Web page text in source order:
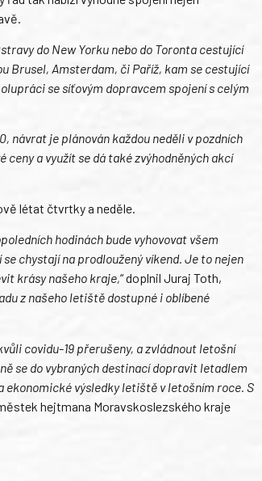
do New Yorku nebo do Toronta cestující
Brusel, Amsterdam, či Paříž, kam se cestující
se síťovým dopravcem spojení s celým
návrat je plánován každou neděli v pozdních
a využít se dá také zvýhodněných akcí
létat čtvrtky a neděle.
hodinách bude vyhovovat všem
chystají na prodloužený víkend. Je to nejen
krásy našeho kraje,“ doplnil Juraj Toth,
z našeho letiště dostupné i oblíbené
covidu-19 přerušeny, a zvládnout letošní
se do vybraných destinací dopravit letadlem
ekonomické výsledky letiště v letošním roce. S
hejtmana Moravskoslezského kraje